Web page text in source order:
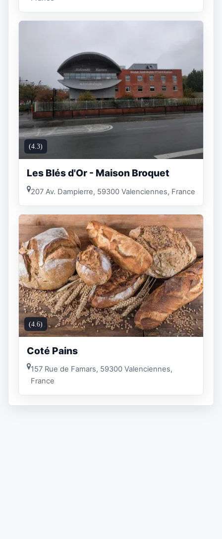
(4.3)
Les Blés d'Or - Maison Broquet
207 Av. Dampierre, 59300 Valenciennes, France
(4.6)
Coté Pains
157 Rue de Famars, 59300 Valenciennes,
France